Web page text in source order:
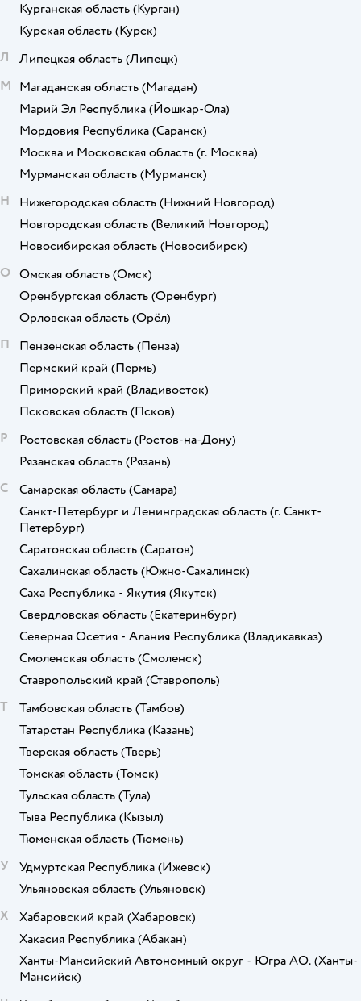
Курганская область (Курган)
Курская область (Курск)
Л
Липецкая область (Липецк)
М Магаданская область (Магадан)
Марий Эл Республика (Йошкар-Ола)
Мордовия Республика (Саранск)
Москва и Московская область (г. Москва)
Мурманская область (Мурманск)
Н
Нижегородская область (Нижний Новгород)
Новгородская область (Великий Новгород)
Новосибирская область (Новосибирск)
О Омская область (Омск)
Оренбургская область (Оренбург)
Орловская область (Орёл)
П
Пензенская область (Пенза)
Пермский край (Пермь)
Приморский край (Владивосток)
Псковская область (Псков)
Р
Ростовская область (Ростов-на-Дону)
Рязанская область (Рязань)
С
Самарская область (Самара)
Санкт-Петербург и Ленинградская область (г. Санкт-
Петербург)
Саратовская область (Саратов)
Сахалинская область (Южно-Сахалинск)
Саха Республика - Якутия (Якутск)
Свердловская область (Екатеринбург)
Северная Осетия - Алания Республика (Владикавказ)
Смоленская область (Смоленск)
Ставропольский край (Ставрополь)
Т
Тамбовская область (Тамбов)
Татарстан Республика (Казань)
Тверская область (Тверь)
Томская область (Томск)
Тульская область (Тула)
Тыва Республика (Кызыл)
Тюменская область (Тюмень)
У
Удмуртская Республика (Ижевск)
Ульяновская область (Ульяновск)
Х
Хабаровский край (Хабаровск)
Хакасия Республика (Абакан)
Ханты-Мансийский Автономный округ - Югра АО. (Ханты-
Мансийск)